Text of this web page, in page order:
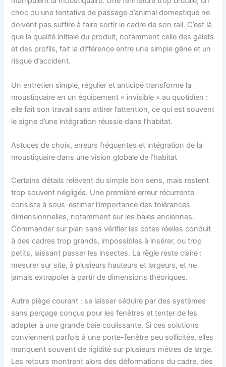
choc ou une tentative de passage d’animal domestique ne
doivent pas suffire à faire sortir le cadre de son rail. C’est là
que la qualité initiale du produit, notamment celle des galets
et des profils, fait la différence entre une simple gêne et un
risque d’accident.
Un entretien simple, régulier et anticipé transforme la
moustiquaire en un équipement « invisible » au quotidien :
elle fait son travail sans attirer l’attention, ce qui est souvent
le signe d’une intégration réussie dans l’habitat.
Astuces de choix, erreurs fréquentes et intégration de la
moustiquaire dans une vision globale de l’habitat
Certains détails relèvent du simple bon sens, mais restent
trop souvent négligés. Une première erreur récurrente
consiste à sous-estimer l’importance des tolérances
dimensionnelles, notamment sur les baies anciennes.
Commander sur plan sans vérifier les cotes réelles conduit
à des cadres trop grands, impossibles à insérer, ou trop
petits, laissant passer les insectes. La règle reste claire :
mesurer sur site, à plusieurs hauteurs et largeurs, et ne
jamais extrapoler à partir de dimensions théoriques.
Autre piège courant : se laisser séduire par des systèmes
sans perçage conçus pour les fenêtres et tenter de les
adapter à une grande baie coulissante. Si ces solutions
conviennent parfois à une porte-fenêtre peu sollicitée, elles
manquent souvent de rigidité sur plusieurs mètres de large.
Les retours montrent alors des déformations du cadre, des